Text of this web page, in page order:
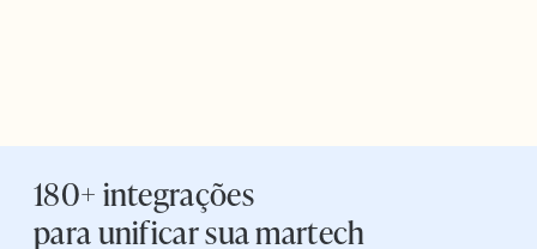
180+ integrações
para unificar sua martech